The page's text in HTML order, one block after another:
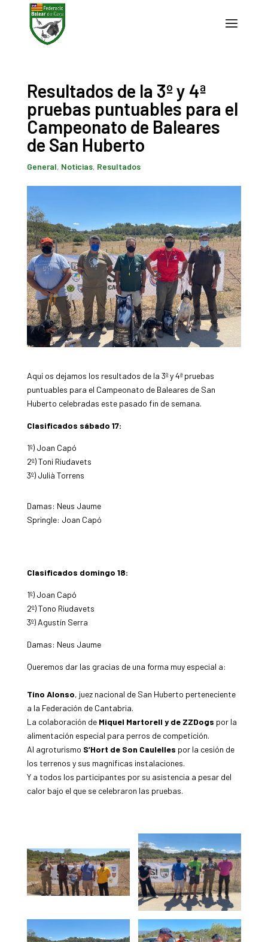
Resultados de la 3º y 4ª
pruebas puntuables para el
Campeonato de Baleares
de San Huberto
General, Noticias, Resultados
Aquí os dejamos los resultados de la 3º y 4ª pruebas
puntuables para el Campeonato de Baleares de San
Huberto celebradas este pasado fin de semana.
Clasificados sábado 17:
1º) Joan Capó
2º) Toni Riudavets
3º) Julià Torrens
Damas: Neus Jaume
Springle: Joan Capó
Clasificados domingo 18:
1º) Joan Capó
2º) Tono Riudavets
3º) Agustín Serra
Damas: Neus Jaume
Queremos dar las gracias de una forma muy especial a:
Tino Alonso, juez nacional de San Huberto perteneciente
a la Federación de Cantabria.
La colaboración de Miquel Martorell y de ZZDogs por la
alimentación especial para perros de competición.
Al agroturismo S’Hort de Son Caulelles por la cesión de
los terrenos y sus magníficas instalaciones.
Y a todos los participantes por su asistencia a pesar del
calor bajo el que se celebraron las pruebas.